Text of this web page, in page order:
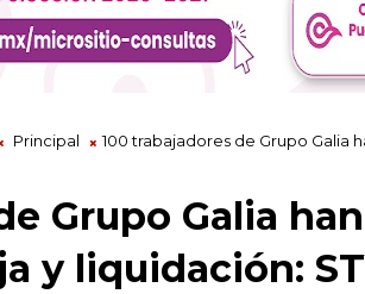
Principal
100 trabajadores de Grupo Galia
Grupo Galia han
y liquidación: